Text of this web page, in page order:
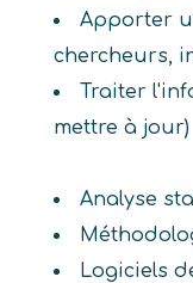
Apporter
chercheurs,
Traiter
mettre à jour)
Analyse
Logiciels